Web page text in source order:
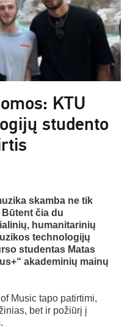
KTU
studento
skamba ne tik
čia du
humanitarinių
technologijų
studentas Matas
akademinių mainų
Music tapo patirtimi,
bet ir požiūrį į